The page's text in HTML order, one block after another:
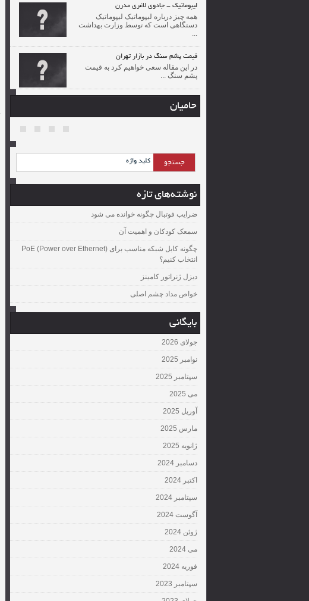
لیپوماتیک - جادوی لاغری مدرن
همه چیز درباره لیپوماتیک لیپوماتیک
دستگاهی است که توسط وزارت بهداشت
...
قیمت پشم سنگ در بازار تهران
در این مقاله سعی خواهیم کرد به قیمت
پشم سنگ ...
حامیان
نوشته‌های تازه
ضرایب فوتبال چگونه خوانده می شود
سمعک کودکان و اهمیت آن
چگونه کابل شبکه مناسب برای PoE (Power over Ethernet)
انتخاب کنیم؟
دیزل ژنراتور کامینز
خواص مداد چشم اصلی
بایگانی
جولای 2026
نوامبر 2025
سپتامبر 2025
می 2025
آوریل 2025
مارس 2025
ژانویه 2025
دسامبر 2024
اکتبر 2024
سپتامبر 2024
آگوست 2024
ژوئن 2024
می 2024
فوریه 2024
سپتامبر 2023